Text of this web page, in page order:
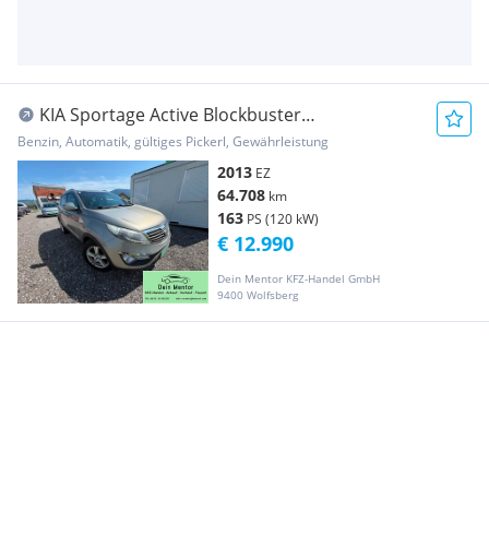
KIA Sportage Active Blockbuster
**Allrad**AHK**
Benzin, Automatik, gültiges Pickerl, Gewährleistung
2013 EZ
64.708 km
163 PS (120 kW)
Dein Mentor KFZ-Handel GmbH
9400 Wolfsberg
€ 12.990